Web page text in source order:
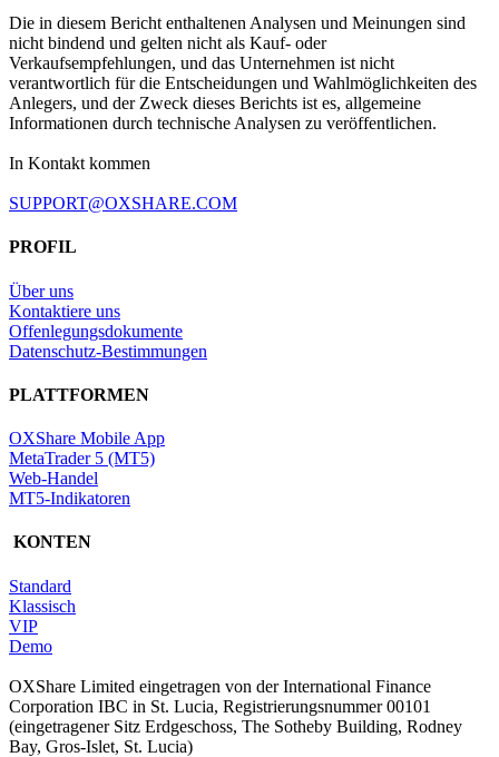
Die in diesem Bericht enthaltenen Analysen und Meinungen sind
nicht bindend und gelten nicht als Kauf- oder
Verkaufsempfehlungen, und das Unternehmen ist nicht
verantwortlich für die Entscheidungen und Wahlmöglichkeiten des
Anlegers, und der Zweck dieses Berichts ist es, allgemeine
Informationen durch technische Analysen zu veröffentlichen.
In Kontakt kommen
SUPPORT@OXSHARE.COM
PROFIL
Über uns
Kontaktiere uns
Offenlegungsdokumente
Datenschutz-Bestimmungen
PLATTFORMEN
OXShare Mobile App
MetaTrader 5 (MT5)
Web-Handel
MT5-Indikatoren
KONTEN
Standard
Klassisch
VIP
Demo
OXShare Limited eingetragen von der International Finance
Corporation IBC in St. Lucia, Registrierungsnummer 00101
(eingetragener Sitz Erdgeschoss, The Sotheby Building, Rodney
Bay, Gros-Islet, St. Lucia)